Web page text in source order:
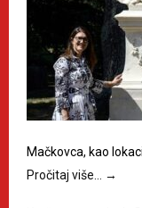
Mačkovca, kao
Pročitaj više… →